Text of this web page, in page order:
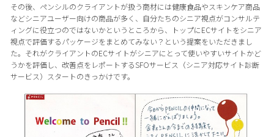
その後、ペンシルのクライアントが扱う商材には健康食品やスキンケア商品
などシニアユーザー向けの商品が多く、自分たちのシニア視点がコンサルテ
ィングに役立つのではないかというところから、トップにECサイトをシニア
視点で評価するパッケージをまとめてみない？という提案をいただきまし
た。それがクライアントのECサイトがシニアにとって使いやすいサイトかど
うかを評価し、改善点をレポートするSFOサービス（シニア対応サイト診断
サービス）スタートのきっかけです。